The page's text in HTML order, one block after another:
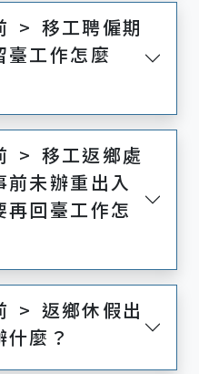
> 移工聘僱期
臺工作怎麼
> 移工返鄉處
前未辦重出入
再回臺工作怎
> 返鄉休假出
麼？